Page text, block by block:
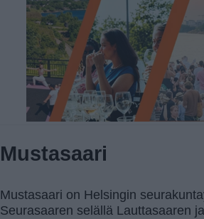
Mustasaari
Mustasaari on Helsingin
Seurasaaren selällä Lauttasaaren